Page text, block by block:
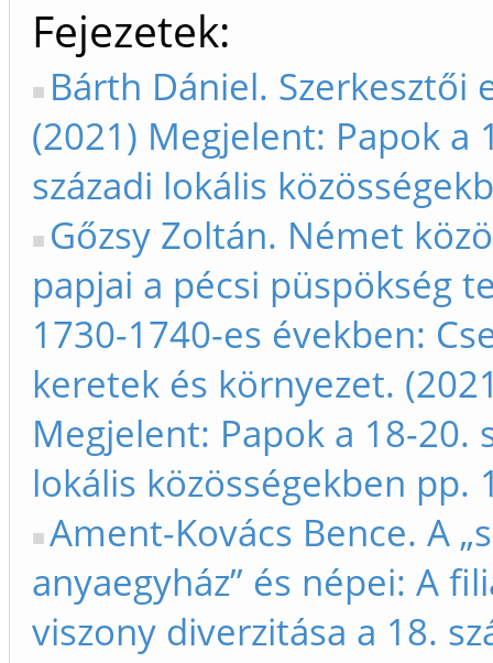
Fejezetek
Bárth Dániel. Szerkesztői
(2021) Megjelent: Papok a
századi lokális
Gőzsy Zoltán. Német
papjai a pécsi püspökség
1730-1740-es években:
keretek és környezet.
Megjelent: Papok a 18-20.
lokális közösségekben pp.
Ament-Kovács Bence. A
anyaegyház” és népei: A
viszony diverzitása a 18.